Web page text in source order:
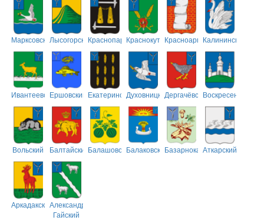
МарксовскийЛысогорскийКраснопартизанский
КраснокутскийКрасноармейский
Калининский
ИвантеевскийЕршовский ЕкатериновскийДуховницкийДергачёвскийВоскресенский
Вольский БалтайскийБалашовскийБалаковскийБазарнокарабулакский
Аткарский
АркадакскийАлександрово-
Гайский